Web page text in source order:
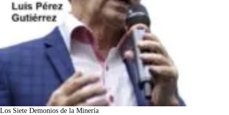
Los Siete Demonios de la Minería